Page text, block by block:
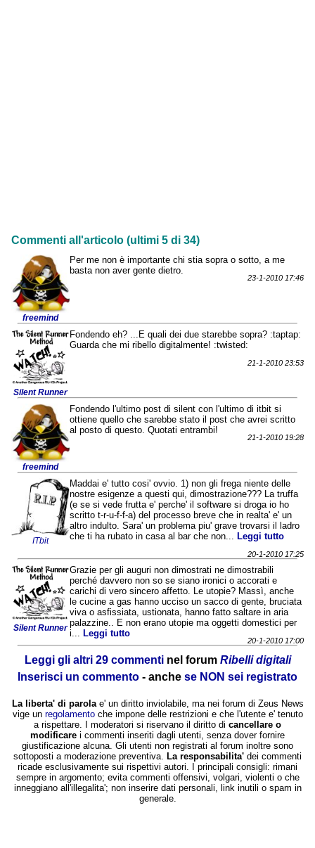
Commenti all'articolo (ultimi 5 di 34)
freemind
Per me non è importante chi stia sopra o sotto, a me
basta non aver gente dietro.
23-1-2010 17:46
Silent Runner
Fondendo eh? ...E quali dei due starebbe sopra? :taptap:
Guarda che mi ribello digitalmente! :twisted:
21-1-2010 23:53
freemind
Fondendo l'ultimo post di silent con l'ultimo di itbit si
ottiene quello che sarebbe stato il post che avrei scritto
al posto di questo. Quotati entrambi!
21-1-2010 19:28
ITbit
Maddai e' tutto cosi' ovvio. 1) non gli frega niente delle
nostre esigenze a questi qui, dimostrazione??? La truffa
(e se si vede frutta e' perche' il software si droga io ho
scritto t-r-u-f-f-a) del processo breve che in realta' e' un
altro indulto. Sara' un problema piu' grave trovarsi il ladro
che ti ha rubato in casa al bar che non... Leggi tutto
20-1-2010 17:25
Silent Runner
Grazie per gli auguri non dimostrati ne dimostrabili
perché davvero non so se siano ironici o accorati e
carichi di vero sincero affetto. Le utopie? Massì, anche
le cucine a gas hanno ucciso un sacco di gente, bruciata
viva o asfissiata, ustionata, hanno fatto saltare in aria
palazzine.. E non erano utopie ma oggetti domestici per
i... Leggi tutto
20-1-2010 17:00
Leggi gli altri 29 commentinel forum Ribelli digitali
Inserisci un commento - anche se NON sei registrato
La liberta' di parolae' un diritto inviolabile, ma nei forum di Zeus News
vige un regolamentoche impone delle restrizioni e che l'utente e' tenuto
a rispettare. I moderatori si riservano il diritto di cancellare o
modificare i commenti inseriti dagli utenti, senza dover fornire
giustificazione alcuna. Gli utenti non registrati al forum inoltre sono
sottoposti a moderazione preventiva. La responsabilita' dei commenti
ricade esclusivamente sui rispettivi autori. I principali consigli: rimani
sempre in argomento; evita commenti offensivi, volgari, violenti o che
inneggiano all'illegalita'; non inserire dati personali, link inutili o spam in
generale.